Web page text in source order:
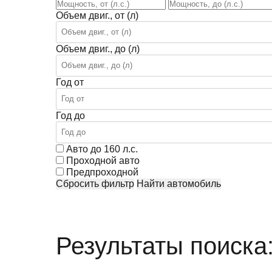
Объем двиг., от (л)
Объем двиг., до (л)
Год от
Год до
Авто до 160 л.с.
Проходной авто
Предпроходной
Сбросить фильтр
Найти автомобиль
Результаты поиска: